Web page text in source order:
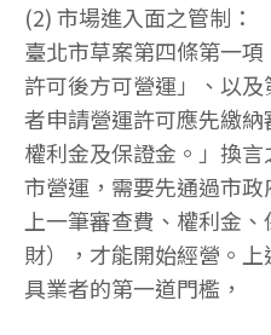
(2) 市場進入面之管制：
臺北市草案第四條第一
許可後方可營運」、以
者申請營運許可應先繳納
權利金及保證金。」換
市營運，需要先通過市
上一筆審查費、權利金
財），才能開始經營。
具業者的第一道門檻，